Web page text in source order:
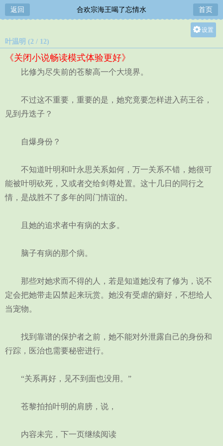
返回 合欢宗海王喝了忘情水 首页
设置
叶温明 (2 / 12)
《关闭小说畅读模式体验更好》
比修为尽失前的苍黎高一个大境界。
不过这不重要，重要的是，她究竟要怎样进入药王谷，
见到丹迭子？
自爆身份？
不知道叶明和叶永思关系如何，万一关系不错，她很可
能被叶明砍死，又或者交给剑尊处置。这十几日的同行之
情，是战胜不了多年的同门情谊的。
且她的追求者中有病的太多。
脑子有病的那个病。
那些对她求而不得的人，若是知道她没有了修为，说不
定会把她带走囚禁起来玩赏。她没有受虐的癖好，不想给人
当宠物。
找到靠谱的保护者之前，她不能对外泄露自己的身份和
行踪，医治也需要秘密进行。
“关系再好，见不到面也没用。”
苍黎拍拍叶明的肩膀，说，
内容未完，下一页继续阅读